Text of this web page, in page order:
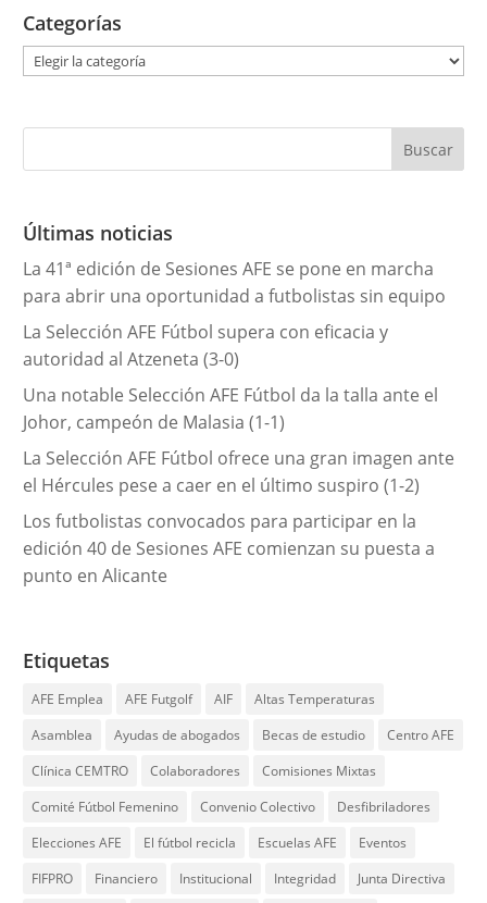
Categorías
g
r
a
s
Últimas noticias
La 41ª edición de Sesiones AFE se pone en marcha
para abrir una oportunidad a futbolistas sin equipo
La Selección AFE Fútbol supera con eficacia y
autoridad al Atzeneta (3-0)
Una notable Selección AFE Fútbol da la talla ante el
Johor, campeón de Malasia (1-1)
La Selección AFE Fútbol ofrece una gran imagen ante
el Hércules pese a caer en el último suspiro (1-2)
Los futbolistas convocados para participar en la
edición 40 de Sesiones AFE comienzan su puesta a
punto en Alicante
Etiquetas
AFE Emplea AFE Futgolf AIF
Altas Temperaturas
Asamblea
Ayudas de abogados Becas de estudio
Centro AFE
Clínica CEMTRO
Colaboradores
Comisiones Mixtas
Comité Fútbol Femenino
Convenio Colectivo
Desfibriladores
Elecciones AFE
El fútbol recicla Escuelas AFE
Eventos
FIFPRO
Financiero Institucional Integridad
Junta Directiva